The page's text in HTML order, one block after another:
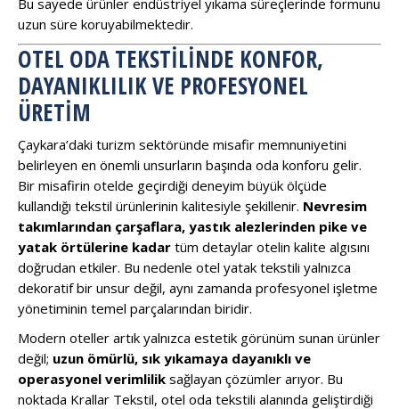
uzun süre koruyabilmektedir.
OTEL ODA TEKSTILINDE KONFOR,
DAYANIKLILIK VE PROFESYONEL
ÜRETIM
Çaykara’daki turizm sektöründe misafir memnuniyetini
belirleyen en önemli unsurların başında oda konforu gelir.
Bir misafirin otelde geçirdiği deneyim büyük ölçüde
kullandığı tekstil ürünlerinin kalitesiyle şekillenir. Nevresim
takımlarından çarşaflara, yastık alezlerinden pike ve
yatak örtülerine kadar tüm detaylar otelin kalite algısını
doğrudan etkiler. Bu nedenle otel yatak tekstili yalnızca
dekoratif bir unsur değil, aynı zamanda profesyonel işletme
yönetiminin temel parçalarından biridir.
Modern oteller artık yalnızca estetik görünüm sunan ürünler
değil; uzun ömürlü, sık yıkamaya dayanıklı ve
operasyonel verimlilik sağlayan çözümler arıyor. Bu
noktada Krallar Tekstil, otel oda tekstili alanında geliştirdiği